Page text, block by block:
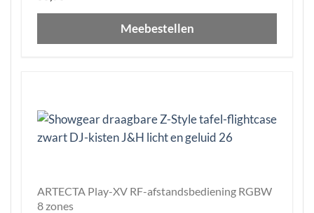
Meebestellen
ARTECTA Play-XV RF-afstandsbediening RGBW
8 zones